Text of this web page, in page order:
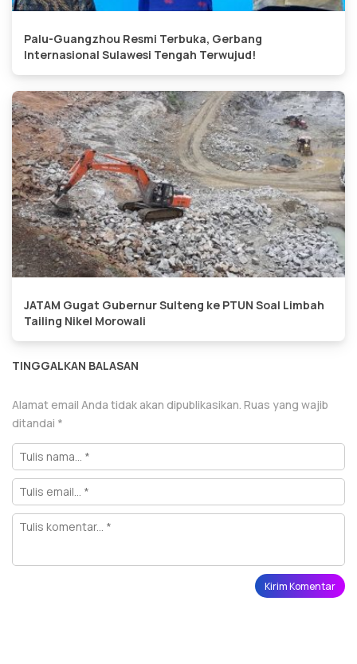
Palu-Guangzhou Resmi Terbuka, Gerbang
Internasional Sulawesi Tengah Terwujud!
JATAM Gugat Gubernur Sulteng ke PTUN Soal Limbah
Tailing Nikel Morowali
TINGGALKAN BALASAN
Alamat email Anda tidak akan dipublikasikan. Ruas yang wajib
ditandai *